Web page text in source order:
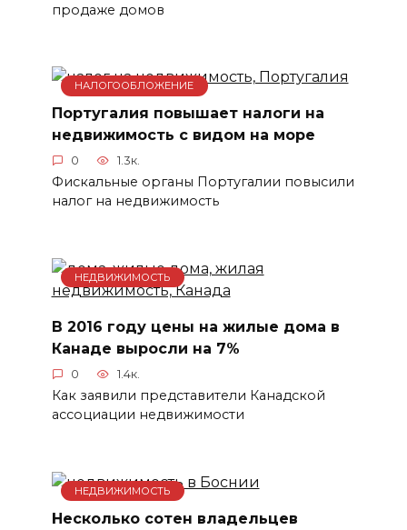
продаже домов
НАЛОГООБЛОЖЕНИЕ
Португалия повышает налоги на
недвижимость с видом на море
0 1.3к.
Фискальные органы Португалии повысили
налог на недвижимость
НЕДВИЖИМОСТЬ
В 2016 году цены на жилые дома в
Канаде выросли на 7%
0 1.4к.
Как заявили представители Канадской
ассоциации недвижимости
НЕДВИЖИМОСТЬ
Несколько сотен владельцев